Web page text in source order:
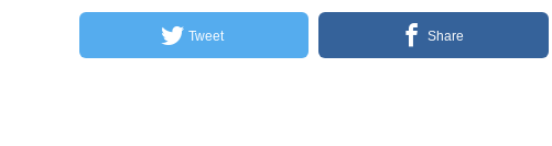
Tweet Share